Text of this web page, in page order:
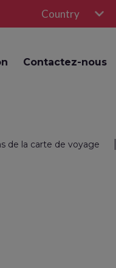
Country
Contactez-nous
de la carte de voyage